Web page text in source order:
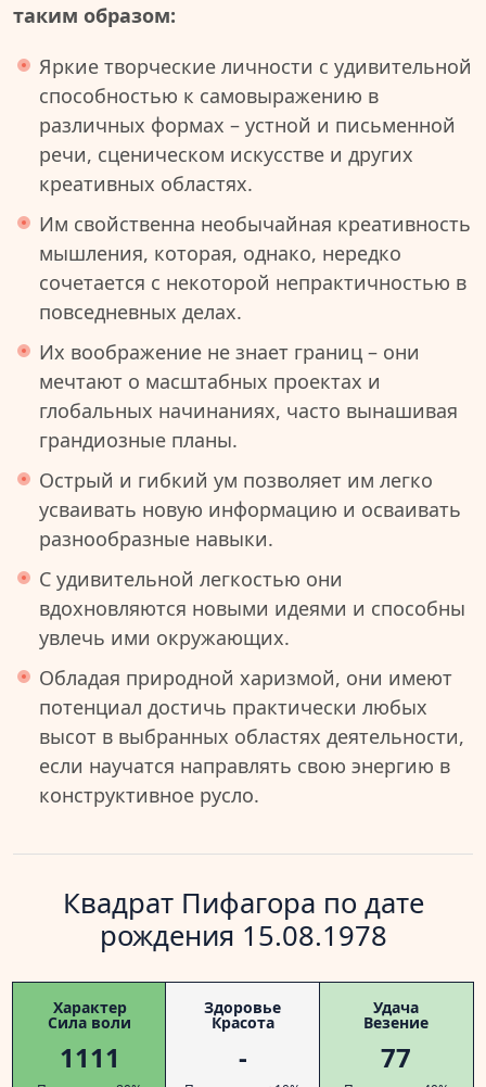
таким образом:
Яркие творческие личности с удивительной
способностью к самовыражению в
различных формах – устной и письменной
речи, сценическом искусстве и других
креативных областях.
Им свойственна необычайная креативность
мышления, которая, однако, нередко
сочетается с некоторой непрактичностью в
повседневных делах.
Их воображение не знает границ – они
мечтают о масштабных проектах и
глобальных начинаниях, часто вынашивая
грандиозные планы.
Острый и гибкий ум позволяет им легко
усваивать новую информацию и осваивать
разнообразные навыки.
С удивительной легкостью они
вдохновляются новыми идеями и способны
увлечь ими окружающих.
Обладая природной харизмой, они имеют
потенциал достичь практически любых
высот в выбранных областях деятельности,
если научатся направлять свою энергию в
конструктивное русло.
Квадрат Пифагора по дате
рождения 15.08.1978
Характер
Сила воли
1111
Здоровье
Красота
-
Удача
Везение
77